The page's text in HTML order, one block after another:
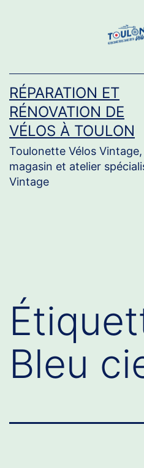
RÉPARATION ET
RÉNOVATION DE
VÉLOS À TOULON
Toulonette Vélos Vintage,
magasin et atelier
Vintage
Bleu